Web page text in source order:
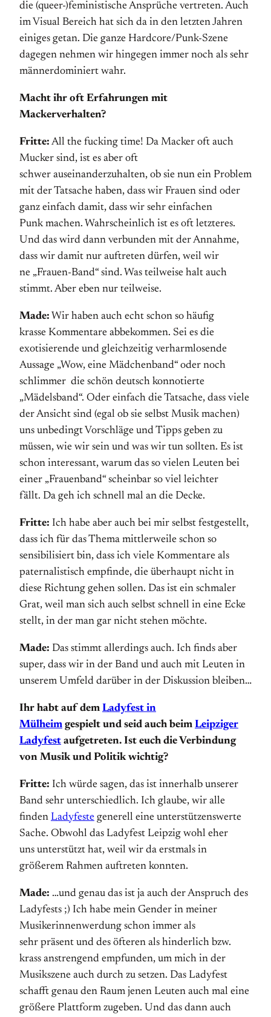
die (queer-)feministische Ansprüche vertreten. Auch
im Visual Bereich hat sich da in den letzten Jahren
einiges getan. Die ganze Hardcore/Punk-Szene
dagegen nehmen wir hingegen immer noch als sehr
männerdominiert wahr.
Macht ihr oft Erfahrungen mit
Mackerverhalten?
Fritte: All the fucking time! Da Macker oft auch
Mucker sind, ist es aber oft
schwer auseinanderzuhalten, ob sie nun ein Problem
mit der Tatsache haben, dass wir Frauen sind oder
ganz einfach damit, dass wir sehr einfachen
Punk machen. Wahrscheinlich ist es oft letzteres.
Und das wird dann verbunden mit der Annahme,
dass wir damit nur auftreten dürfen, weil wir
ne „Frauen-Band“ sind. Was teilweise halt auch
stimmt. Aber eben nur teilweise.
Made: Wir haben auch echt schon so häufig
krasse Kommentare abbekommen. Sei es die
exotisierende und gleichzeitig verharmlosende
Aussage „Wow, eine Mädchenband“ oder noch
schlimmer die schön deutsch konnotierte
„Mädelsband“. Oder einfach die Tatsache, dass viele
der Ansicht sind (egal ob sie selbst Musik machen)
uns unbedingt Vorschläge und Tipps geben zu
müssen, wie wir sein und was wir tun sollten. Es ist
schon interessant, warum das so vielen Leuten bei
einer „Frauenband“ scheinbar so viel leichter
fällt. Da geh ich schnell mal an die Decke.
Fritte: Ich habe aber auch bei mir selbst festgestellt,
dass ich für das Thema mittlerweile schon so
sensibilisiert bin, dass ich viele Kommentare als
paternalistisch empfinde, die überhaupt nicht in
diese Richtung gehen sollen. Das ist ein schmaler
Grat, weil man sich auch selbst schnell in eine Ecke
stellt, in der man gar nicht stehen möchte.
Made: Das stimmt allerdings auch. Ich finds aber
super, dass wir in der Band und auch mit Leuten in
unserem Umfeld darüber in der Diskussion bleiben…
Ihr habt auf dem Ladyfest in
Mülheim gespielt und seid auch beim Leipziger
Ladyfest aufgetreten. Ist euch die Verbindung
von Musik und Politik wichtig?
Fritte: Ich würde sagen, das ist innerhalb unserer
Band sehr unterschiedlich. Ich glaube, wir alle
finden Ladyfeste generell eine unterstützenswerte
Sache. Obwohl das Ladyfest Leipzig wohl eher
uns unterstützt hat, weil wir da erstmals in
größerem Rahmen auftreten konnten.
Made: …und genau das ist ja auch der Anspruch des
Ladyfests ;) Ich habe mein Gender in meiner
Musikerinnenwerdung schon immer als
sehr präsent und des öfteren als hinderlich bzw.
krass anstrengend empfunden, um mich in der
Musikszene auch durch zu setzen. Das Ladyfest
schafft genau den Raum jenen Leuten auch mal eine
größere Plattform zugeben. Und das dann auch